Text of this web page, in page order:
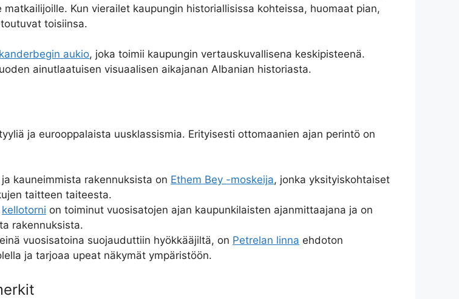
Kun vierailet kaupungin historiallisissa kohteissa, huomaat pian,
toisiinsa.
aukio, joka toimii kaupungin vertauskuvallisena keskipisteenä.
ainutlaatuisen visuaalisen aikajanan Albanian historiasta.
ja eurooppalaista uusklassismia. Erityisesti ottomaanien ajan perintö on
kauneimmista rakennuksista on Ethem Bey -moskeija, jonka yksityiskohtaiset
taitteen taiteesta.
kellotorni on toiminut vuosisatojen ajan kaupunkilaisten ajanmittaajana ja on
rakennuksista.
vuosisatoina suojauduttiin hyökkääjiltä, on Petrelan linna ehdoton
ja tarjoaa upeat näkymät ympäristöön.